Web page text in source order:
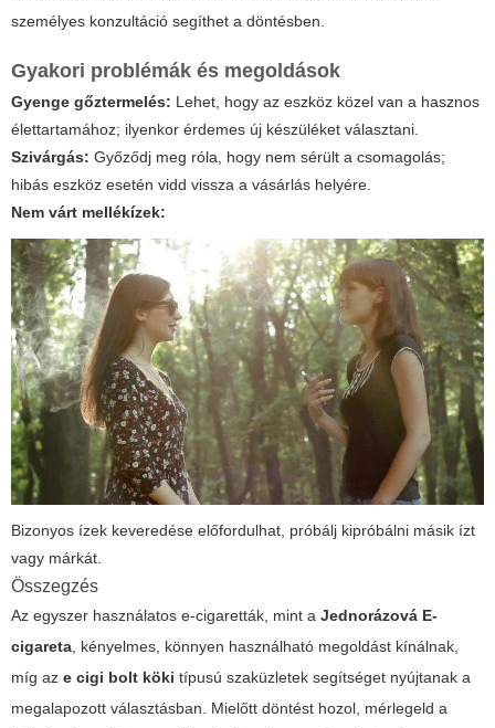
személyes konzultáció segíthet a döntésben.
Gyakori problémák és megoldások
Gyenge gőztermelés: Lehet, hogy az eszköz közel van a hasznos
élettartamához; ilyenkor érdemes új készüléket választani.
Szivárgás: Győződj meg róla, hogy nem sérült a csomagolás;
hibás eszköz esetén vidd vissza a vásárlás helyére.
Nem várt mellékízek:
Bizonyos ízek keveredése előfordulhat, próbálj kipróbálni másik ízt
vagy márkát.
Összegzés
Az egyszer használatos e-cigaretták, mint a Jednorázová E-
cigareta , kényelmes, könnyen használható megoldást kínálnak,
míg az e cigi bolt köki típusú szaküzletek segítséget nyújtanak a
megalapozott választásban. Mielőtt döntést hozol, mérlegeld a